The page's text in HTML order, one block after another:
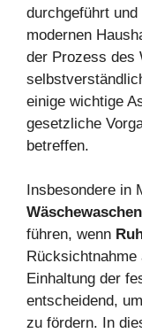
durchgeführt
modernen
der Prozess des
einige wichtige
gesetzliche
betreffen.
Insbesondere in
Wäschewaschen
führen, wenn
Rücksichtnahme
Einhaltung der
entscheidend,
zu fördern. In